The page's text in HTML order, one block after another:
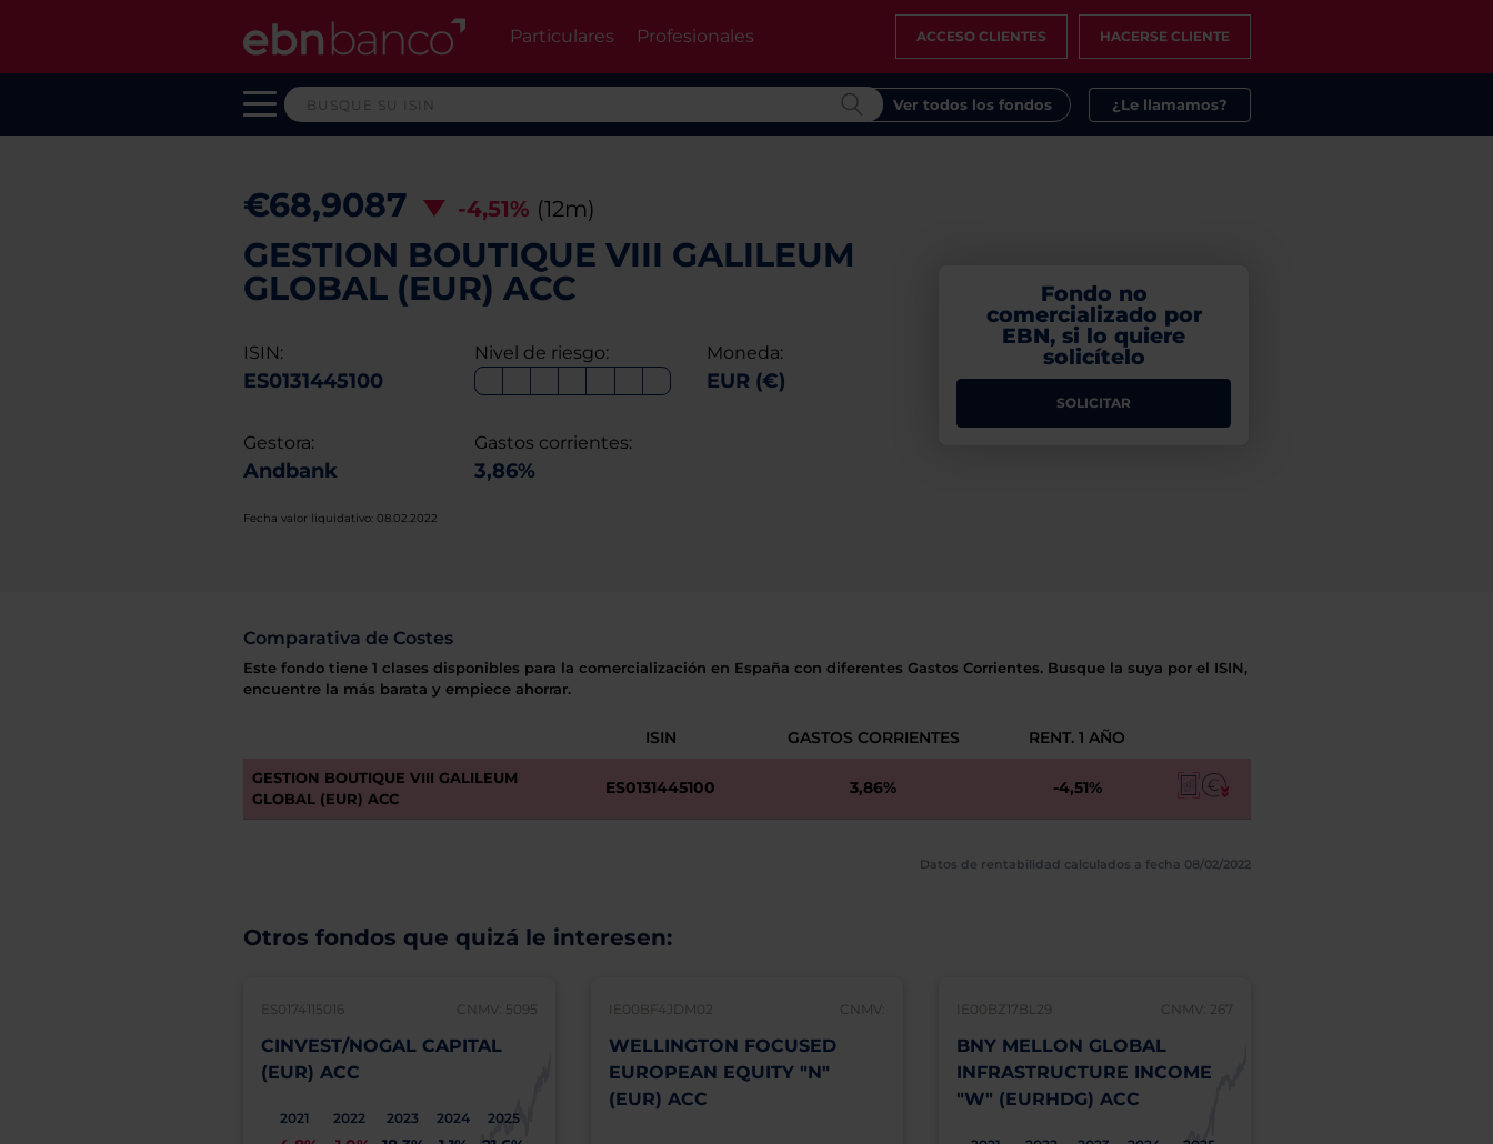
Particulares Profesionales ACCESO CLIENTES HACERSE CLIENTE
Ver todos los fondos ¿Le llamamos?
€68,9087 -4,51% (12m)
GESTION BOUTIQUE VIII GALILEUM
GLOBAL (EUR) ACC
ISIN:
ES0131445100
Nivel de riesgo: Moneda:
EUR (€)
Gestora:
Andbank
Gastos corrientes:
3,86%
Fecha valor liquidativo: 08.02.2022
Fondo no
comercializado por
EBN, si lo quiere
solicítelo
SOLICITAR
Comparativa de Costes
Este fondo tiene 1 clases disponibles para la comercialización en España con diferentes Gastos Corrientes. Busque la suya por el ISIN,
encuentre la más barata y empiece ahorrar.
ISIN GASTOS CORRIENTES RENT. 1 AÑO
GESTION BOUTIQUE VIII GALILEUM
GLOBAL (EUR) ACC
ES0131445100 3,86% -4,51%
Datos de rentabilidad calculados a fecha 08/02/2022
Otros fondos que quizá le interesen:
ES0174115016 CNMV: 5095
CINVEST/NOGAL CAPITAL
(EUR) ACC
2021 2022 2023 2024 2025
IE00BF4JDM02 CNMV:
WELLINGTON FOCUSED
EUROPEAN EQUITY "N"
(EUR) ACC
IE00BZ17BL29 CNMV: 267
BNY MELLON GLOBAL
INFRASTRUCTURE INCOME
"W" (EURHDG) ACC